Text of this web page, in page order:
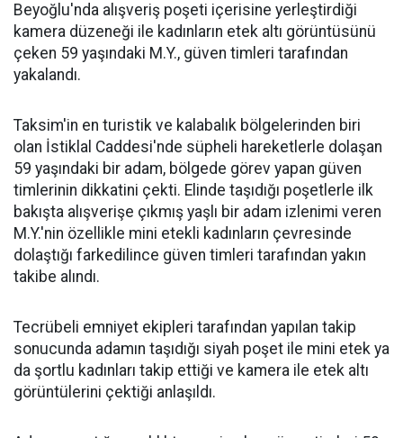
Beyoğlu'nda alışveriş poşeti içerisine yerleştirdiği
kamera düzeneği ile kadınların etek altı görüntüsünü
çeken 59 yaşındaki M.Y., güven timleri tarafından
yakalandı.
Taksim'in en turistik ve kalabalık bölgelerinden biri
olan İstiklal Caddesi'nde süpheli hareketlerle dolaşan
59 yaşındaki bir adam, bölgede görev yapan güven
timlerinin dikkatini çekti. Elinde taşıdığı poşetlerle ilk
bakışta alışverişe çıkmış yaşlı bir adam izlenimi veren
M.Y.'nin özellikle mini etekli kadınların çevresinde
dolaştığı farkedilince güven timleri tarafından yakın
takibe alındı.
Tecrübeli emniyet ekipleri tarafından yapılan takip
sonucunda adamın taşıdığı siyah poşet ile mini etek ya
da şortlu kadınları takip ettiği ve kamera ile etek altı
görüntülerini çektiği anlaşıldı.